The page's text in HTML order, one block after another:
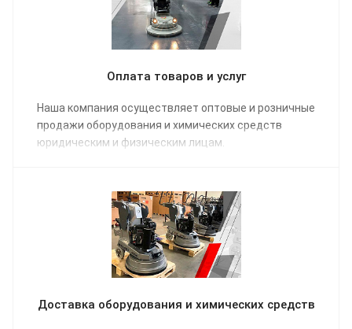
Оплата товаров и услуг
Наша компания осуществляет оптовые и розничные
продажи оборудования и химических средств
юридическим и физическим лицам.
Доставка оборудования и химических средств